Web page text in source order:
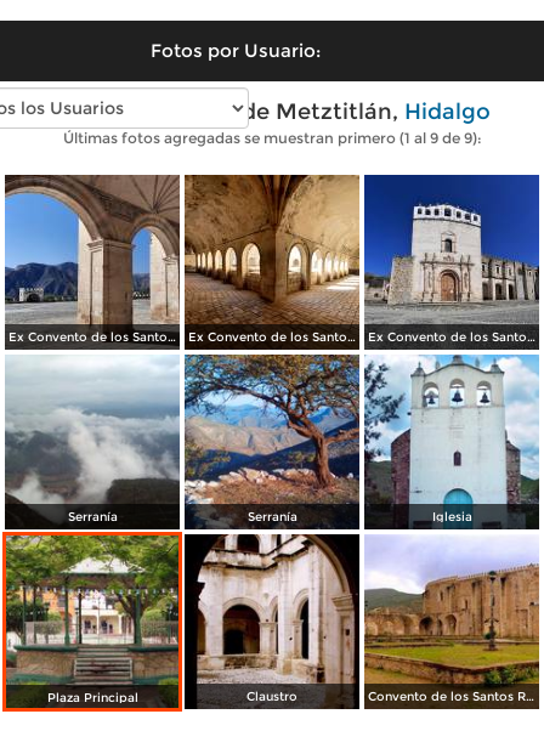
Fotos por Usuario:
Fotos modernas de Metztitlán, Hidalgo
Últimas fotos agregadas se muestran primero (1 al 9 de 9):
Ex Convento de los Santos Reyes Ex Convento de los Santos Reyes Ex Convento de los Santos Reyes
Serranía Serranía Iglesia
Plaza Principal Claustro Convento de los Santos Reyes